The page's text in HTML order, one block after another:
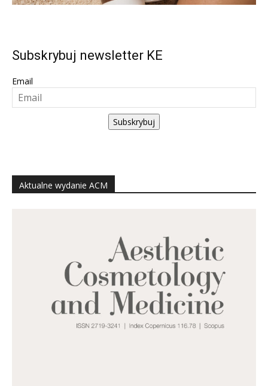
Subskrybuj newsletter KE
Email
Subskrybuj
Aktualne wydanie ACM